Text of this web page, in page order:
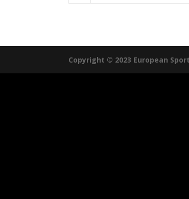
Copyright © 2023 European